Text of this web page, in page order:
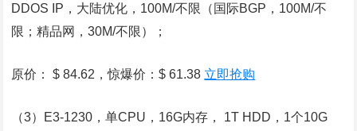
DDOS IP，大陆优化，100M/不限（国际BGP，100M/不
限；精品网，30M/不限）；
原价： $ 84.62，惊爆价：$ 61.38 立即抢购
（3）E3-1230，单CPU，16G内存， 1T HDD，1个10G